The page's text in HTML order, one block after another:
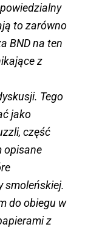
to zarówno
BND na ten
z
Tego
jako
część
opisane
smoleńskiej.
do obiegu w
z